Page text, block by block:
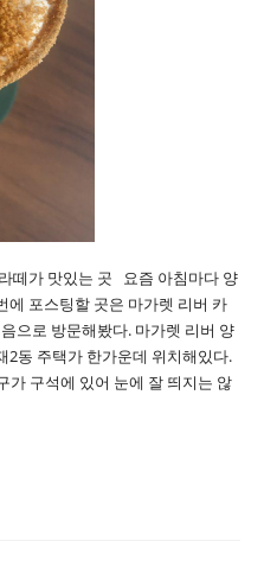
떼가 맛있는 곳 요즘 아침마다 양
에 포스팅할 곳은 마가렛 리버 카
으로 방문해봤다. 마가렛 리버 양
2동 주택가 한가운데 위치해있다.
가 구석에 있어 눈에 잘 띄지는 않